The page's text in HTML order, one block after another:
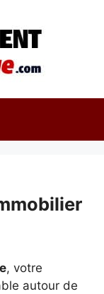
, votre
autour de